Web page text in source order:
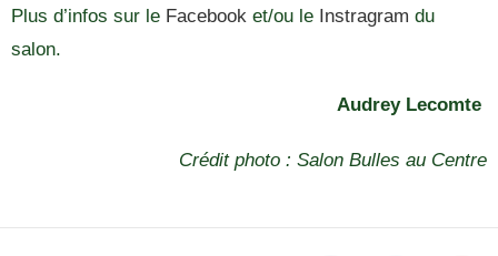
Plus d’infos sur le Facebook et/ou le Instragram du
salon.
Audrey Lecomte
Crédit photo : Salon Bulles au Centre